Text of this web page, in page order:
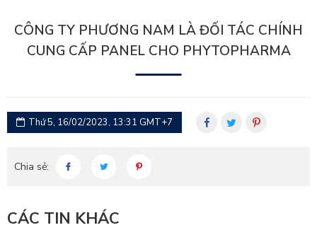
CÔNG TY PHƯƠNG NAM LÀ ĐỐI TÁC CHÍNH
CUNG CẤP PANEL CHO PHYTOPHARMA
Thứ 5, 16/02/2023, 13:31 GMT+7
Chia sẻ:
CÁC TIN KHÁC